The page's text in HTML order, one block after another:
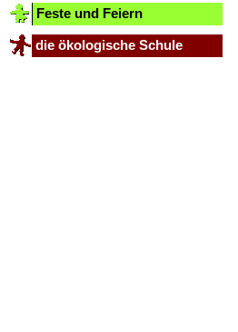
Feste und Feiern
die ökologische Schule